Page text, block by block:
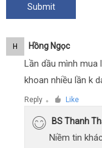
H Hồng Ngọc
Lần dầu mình mua
khoan nhiều lần k
Reply ● Like
BS Thanh
Niềm tin